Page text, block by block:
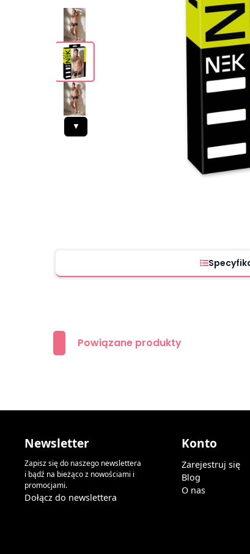
▼
Powiązane produkty
Newsletter
Zapisz się do naszego newslettera
i bądź na bieżąco z nowościami i
promocjami.
Dołącz do newslettera
Konto
Zarejestruj się
Blog
O nas